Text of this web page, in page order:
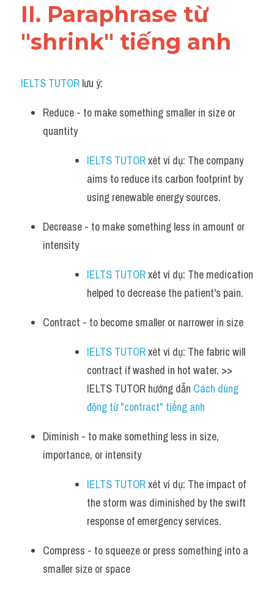
II. Paraphrase từ
"shrink" tiếng anh
IELTS TUTOR lưu ý:
Reduce - to make something smaller in size or
quantity
IELTS TUTOR xét ví dụ: The company
aims to reduce its carbon footprint by
using renewable energy sources.
Decrease - to make something less in amount or
intensity
IELTS TUTOR xét ví dụ: The medication
helped to decrease the patient's pain.
Contract - to become smaller or narrower in size
IELTS TUTOR xét ví dụ: The fabric will
contract if washed in hot water. >>
IELTS TUTOR hướng dẫn Cách dùng
động từ "contract" tiếng anh
Diminish - to make something less in size,
importance, or intensity
IELTS TUTOR xét ví dụ: The impact of
the storm was diminished by the swift
response of emergency services.
Compress - to squeeze or press something into a
smaller size or space